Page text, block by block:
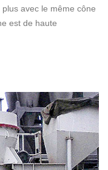
avec le même cône
est de haute